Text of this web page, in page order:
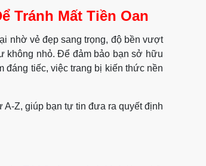
Tránh Mất Tiền Oan
nhờ vẻ đẹp sang trọng, độ bền vượt
không nhỏ. Để đảm bảo bạn sở hữu
đáng tiếc, việc trang bị kiến thức nền
A-Z, giúp bạn tự tin đưa ra quyết định